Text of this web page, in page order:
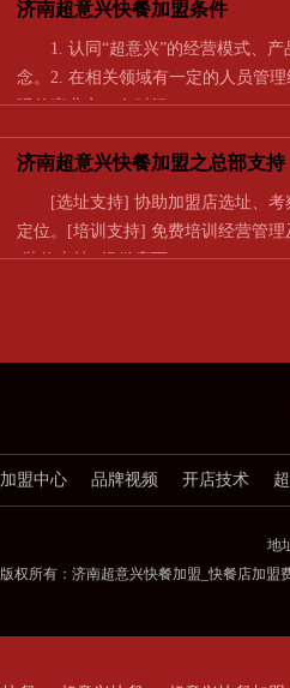
济南超意兴快餐加盟条件
1. 认同“超意兴”的经营模式、产
念。2. 在相关领域有一定的人员管
强的事业心，有时间…
济南超意兴快餐加盟之总部支持
[选址支持] 协助加盟店选址、考
定位。[培训支持] 免费培训经营管理
[装修支持] 提供店面…
加盟中心 品牌视频 开店技术
地
版权所有：济南超意兴快餐加盟_快餐店